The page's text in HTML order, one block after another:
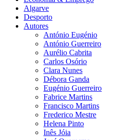
Algarve
Desporto
Autores
António Eugénio
António Guerreiro
Aurélio Cabrita
Carlos Osório
Clara Nunes
Débora Ganda
Eugénio Guerreiro
Fabrice Martins
Francisco Martins
Frederico Mestre
Helena Pinto
Inês Jóia